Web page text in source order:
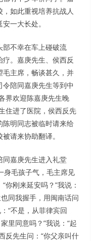
如此重视培养抗战人
一大长处。
部不幸在车上碰破流
。嘉庚先生、侯西反
毛主席，畅谈甚久，并
陪同嘉庚先生等到中
界欢迎陈嘉庚先生晚
住进了医院，侯西反先
明同志被临时请来给
请来协助翻译。
同嘉庚先生进入礼堂
身毛孩子气，毛主席见
你刚来延安吗？”我说：
同我握手，用闽南话问
“不是，从菲律宾回
里同意吗？”我说：“起
反先生问：“你父亲叫什